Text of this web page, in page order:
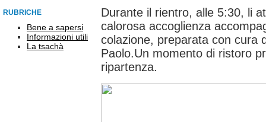
RUBRICHE
Bene a sapersi
Informazioni utili
La tsachà
Durante il rientro, alle 5:30, li
calorosa accoglienza
colazione, preparata con cura
Paolo.Un momento di ristoro
ripartenza.